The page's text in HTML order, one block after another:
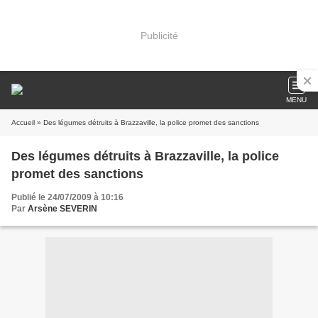
Publicité
MENU
Accueil » Des légumes détruits à Brazzaville, la police promet des sanctions
Des légumes détruits à Brazzaville, la police
promet des sanctions
Publié le 24/07/2009 à 10:16
Par Arsène SEVERIN